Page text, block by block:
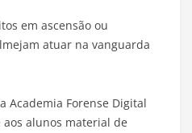
em ascensão ou
atuar na vanguarda
Academia Forense Digital
aos alunos material de